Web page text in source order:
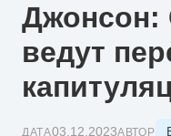
Джонсон:
ведут
ДАТА03.12.2023АВТОР